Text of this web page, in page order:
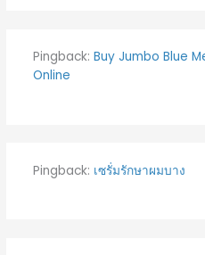
Pingback: Buy Jumbo Blue
Online
Pingback: เซรั่มรักษาผมบาง